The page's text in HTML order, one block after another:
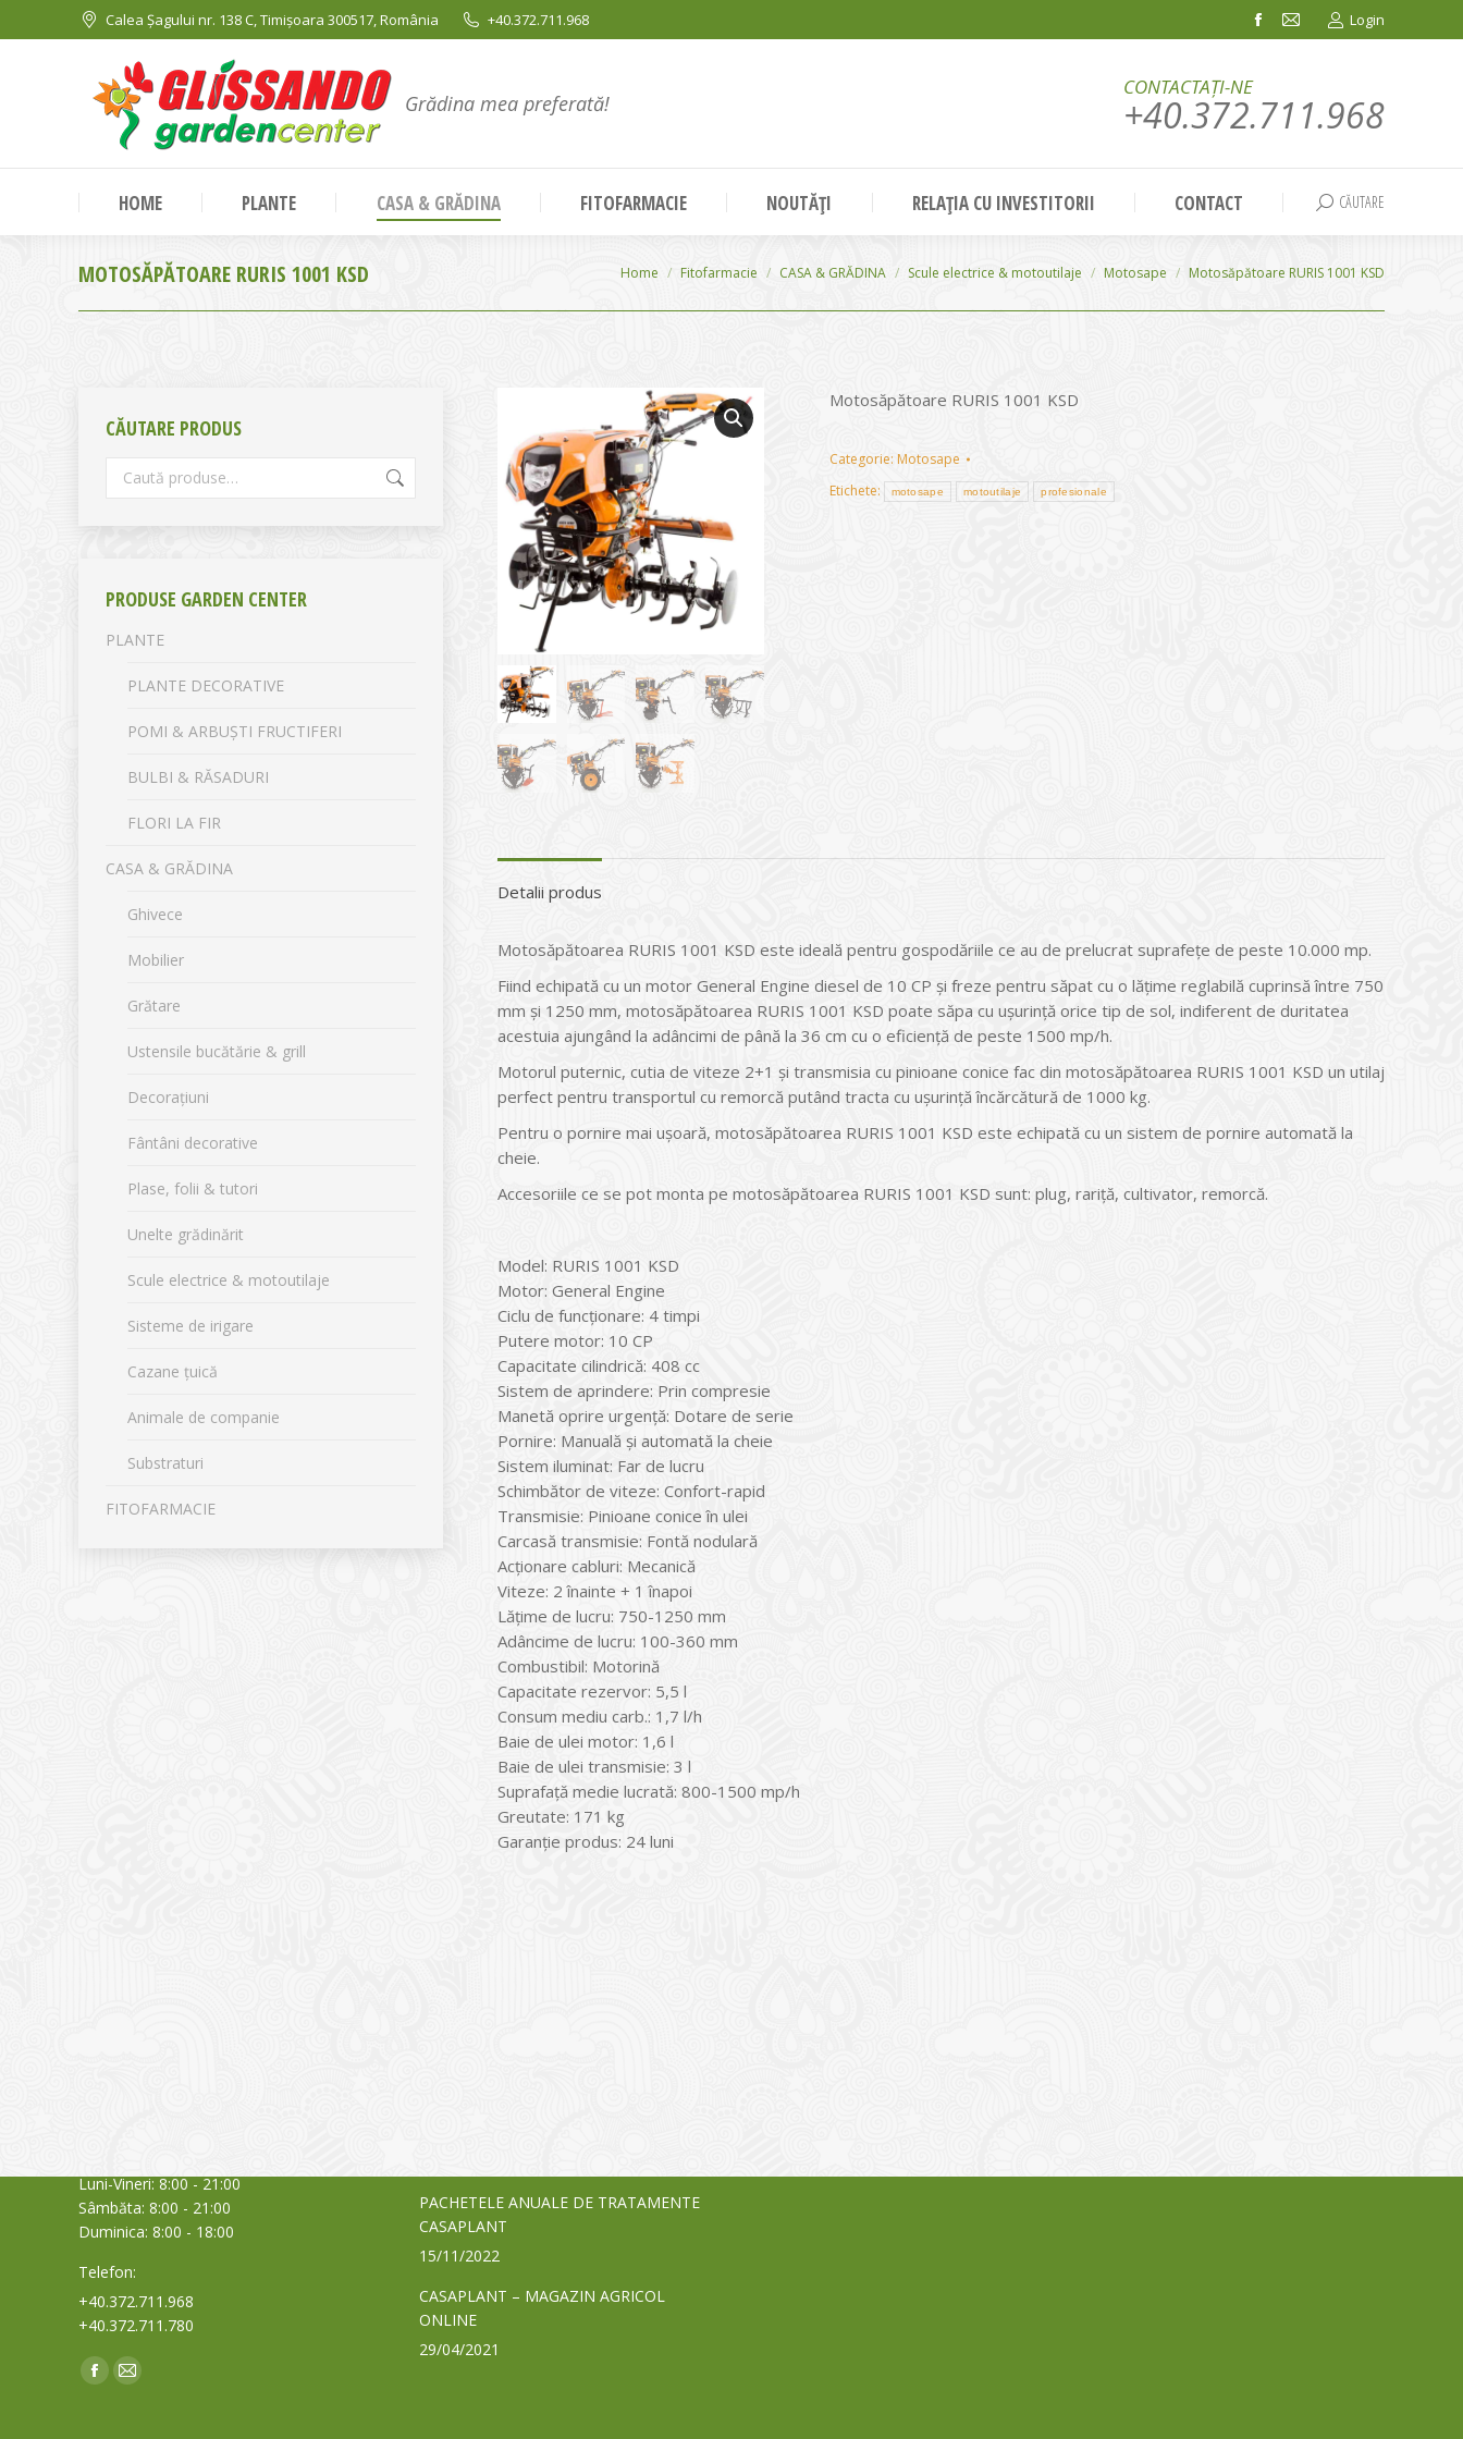
Calea Șagului nr. 138 C, Timișoara 300517, România +40.372.711.968
Facebook
in
window
Mail
in
window
Login
Grădina mea preferată!
CONTACTAȚI-NE
+40.372.711.968
HOME PLANTE CASA & GRĂDINA FITOFARMACIE NOUTĂȚI RELAȚIA CU INVESTITORII CONTACT Search:
CĂUTARE
MOTOSĂPĂTOARE RURIS 1001 KSD You are here:
Home Fitofarmacie CASA & GRĂDINA Scule electrice & motoutilaje Motosape Motosăpătoare RURIS 1001 KSD
Motosăpătoare RURIS 1001 KSD
Categorie: Motosape
Etichete:
motosape motoutilaje profesionale
Detalii produs
Motosăpătoarea RURIS 1001 KSD este ideală pentru gospodăriile ce au de prelucrat suprafeţe de peste 10.000 mp.
Fiind echipată cu un motor General Engine diesel de 10 CP şi freze pentru săpat cu o lăţime reglabilă cuprinsă între 750
mm şi 1250 mm, motosăpătoarea RURIS 1001 KSD poate săpa cu uşurinţă orice tip de sol, indiferent de duritatea
acestuia ajungând la adâncimi de până la 36 cm cu o eficienţă de peste 1500 mp/h.
Motorul puternic, cutia de viteze 2+1 şi transmisia cu pinioane conice fac din motosăpătoarea RURIS 1001 KSD un utilaj
perfect pentru transportul cu remorcă putând tracta cu uşurinţă încărcătură de 1000 kg.
Pentru o pornire mai uşoară, motosăpătoarea RURIS 1001 KSD este echipată cu un sistem de pornire automată la
cheie.
Accesoriile ce se pot monta pe motosăpătoarea RURIS 1001 KSD sunt: plug, rariţă, cultivator, remorcă.
Model: RURIS 1001 KSD
Motor: General Engine
Ciclu de funcţionare: 4 timpi
Putere motor: 10 CP
Capacitate cilindrică: 408 cc
Sistem de aprindere: Prin compresie
Manetă oprire urgenţă: Dotare de serie
Pornire: Manuală şi automată la cheie
Sistem iluminat: Far de lucru
Schimbător de viteze: Confort-rapid
Transmisie: Pinioane conice în ulei
Carcasă transmisie: Fontă nodulară
Acţionare cabluri: Mecanică
Viteze: 2 înainte + 1 înapoi
Lățime de lucru: 750-1250 mm
Adâncime de lucru: 100-360 mm
Combustibil: Motorină
Capacitate rezervor: 5,5 l
Consum mediu carb.: 1,7 l/h
Baie de ulei motor: 1,6 l
Baie de ulei transmisie: 3 l
Suprafaţă medie lucrată: 800-1500 mp/h
Greutate: 171 kg
Garanţie produs: 24 luni
CĂUTARE PRODUS
PRODUSE GARDEN CENTER
PLANTE
PLANTE DECORATIVE
POMI & ARBUȘTI FRUCTIFERI
BULBI & RĂSADURI
FLORI LA FIR
CASA & GRĂDINA
Ghivece
Mobilier
Grătare
Ustensile bucătărie & grill
Decorațiuni
Fântâni decorative
Plase, folii & tutori
Unelte grădinărit
Scule electrice & motoutilaje
Sisteme de irigare
Cazane țuică
Animale de companie
Substraturi
FITOFARMACIE
Luni-Vineri: 8:00 - 21:00
Sâmbăta: 8:00 - 21:00
Duminica: 8:00 - 18:00
Telefon:
+40.372.711.968
+40.372.711.780
Find us on:
Facebook
Mail
PACHETELE ANUALE DE TRATAMENTE
CASAPLANT
15/11/2022
CASAPLANT – MAGAZIN AGRICOL
ONLINE
29/04/2021